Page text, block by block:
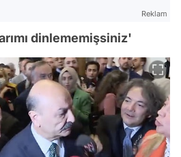
Reklam
dinlememişsiniz'